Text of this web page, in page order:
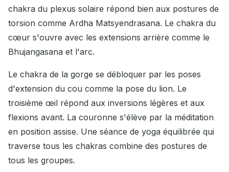
chakra du plexus solaire répond bien aux postures de
torsion comme Ardha Matsyendrasana. Le chakra du
cœur s'ouvre avec les extensions arrière comme le
Bhujangasana et l'arc.
Le chakra de la gorge se débloquer par les poses
d'extension du cou comme la pose du lion. Le
troisième œil répond aux inversions légères et aux
flexions avant. La couronne s'élève par la méditation
en position assise. Une séance de yoga équilibrée qui
traverse tous les chakras combine des postures de
tous les groupes.